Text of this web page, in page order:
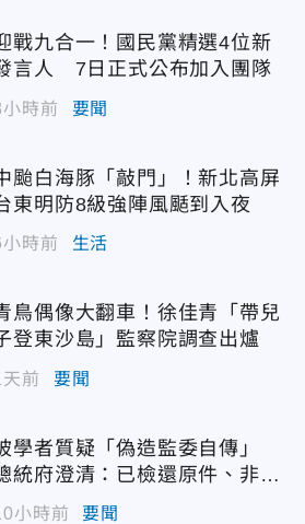
戰九合一！國民黨精選4位新
言人 7日正式公布加入團隊
小時前 要聞
颱白海豚「敲門」！新北高屏
東明防8級強陣風颳到入夜
小時前 生活
鳥偶像大翻車！徐佳青「帶兒
登東沙島」監察院調查出爐
天前 要聞
學者質疑「偽造監委自傳」
統府澄清：已檢還原件、非府
方提供
小時前 要聞